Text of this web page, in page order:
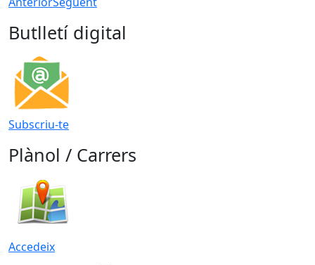
Butlletí digital
Subscriu-te
Plànol / Carrers
Accedeix